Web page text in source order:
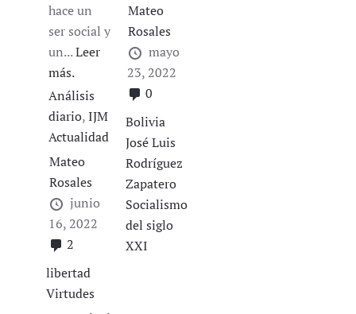
hace un
ser social y
un...Leer
más.
Análisis
diario,IJM
Actualidad
Mateo
Rosales
junio
16, 2022
2
libertad
Virtudes
Mateo
Rosales
mayo
23, 2022
0
Bolivia
José Luis
Rodríguez
Zapatero
Socialismo
del siglo
XXI